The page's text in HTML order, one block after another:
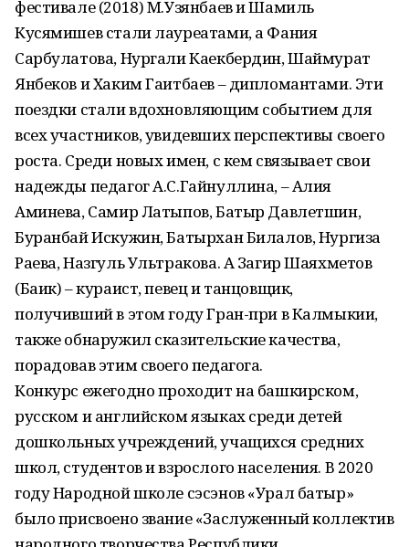
фестивале (2018) М.Узянбаев и Шамиль
Кусямишев стали лауреатами, а Фания
Сарбулатова, Нургали Каекбердин, Шаймурат
Янбеков и Хаким Гаитбаев – дипломантами. Эти
поездки стали вдохновляющим событием для
всех участников, увидевших перспективы своего
роста. Среди новых имен, с кем связывает свои
надежды педагог А.С.Гайнуллина, – Алия
Аминева, Самир Латыпов, Батыр Давлетшин,
Буранбай Искужин, Батырхан Билалов, Нургиза
Раева, Назгуль Ультракова. А Загир Шаяхметов
(Баик) – кураист, певец и танцовщик,
получивший в этом году Гран-при в Калмыкии,
также обнаружил сказительские качества,
порадовав этим своего педагога.
Конкурс ежегодно проходит на башкирском,
русском и английском языках среди детей
дошкольных учреждений, учащихся средних
школ, студентов и взрослого населения. В 2020
году Народной школе сэсэнов «Урал батыр»
было присвоено звание «Заслуженный коллектив